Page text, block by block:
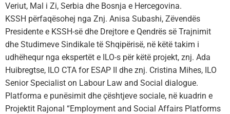
Veriut, Mal i Zi, Serbia dhe Bosnja e Hercegovina.
KSSH përfaqësohej nga Znj. Anisa Subashi, Zëvendës
Presidente e KSSH-së dhe Drejtore e Qendrës së Trajnimit
dhe Studimeve Sindikale të Shqipërisë, në këtë takim i
udhëhequr nga ekspertët e ILO-s për këtë projekt, znj. Ada
Huibregtse, ILO CTA for ESAP II dhe znj. Cristina Mihes, ILO
Senior Specialist on Labour Law and Social dialogue.
Platforma e punësimit dhe çështjeve sociale, në kuadrin e
Projektit Rajonal “Employment and Social Affairs Platforms